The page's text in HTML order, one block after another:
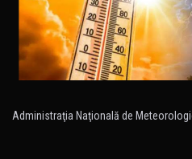
Administraţia Naţională de